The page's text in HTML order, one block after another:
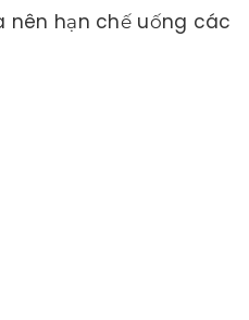
nên hạn chế uống các